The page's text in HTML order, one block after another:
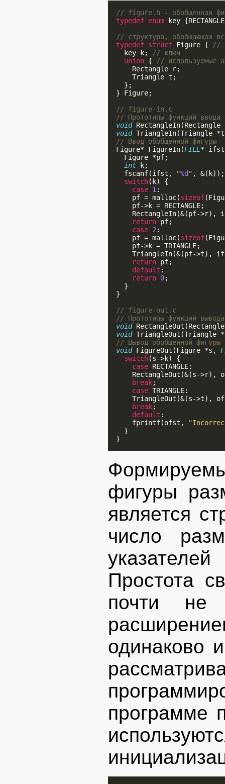
// figure.h - обобщенная
typedef enum key
// структура, обобщающая
typedef struct Figure {
//
    key k;
// ключ
union {
// используемые
      Rectangle r;
      Triangle t;
    };
  } Figure;
// figure-in.c
// Прототипы функций ввода
void
void TriangleIn(Triangle
// Ввод обобщенной фигуры
  Figure* FigureIn(
FILE*
    Figure *pf;
int k;
    fscanf(ifst,
"%d " , &(k));
switch(k) {
case 1 :
      pf = malloc(
sizeof
      pf->k = RECTANGLE;
RectangleIn(&(pf->r),
return pf;
case 2 :
      pf = malloc(
sizeof
      pf->k = TRIANGLE;
TriangleIn(&(pf->t),
return pf;
default :
return 0;
    }
  }
// figure-out.c
// Прототипы функций
void
void
// Вывод обобщенной фигуры
void FigureOut(Figure *s,
switch(s->k) {
case RECTANGLE:
RectangleOut(&(s->r),
break;
case TRIANGLE:
TriangleOut(&(s->t),
break;
default :
      fprintf(ofst,
    }
  }
фигуры
является
число
Простота
почти не
одинаково
программе